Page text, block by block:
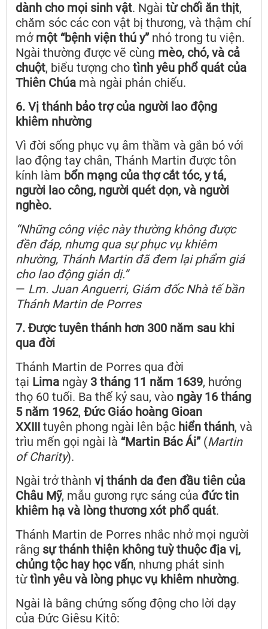
dành cho mọi sinh vật. Ngài từ chối ăn thịt,
chăm sóc các con vật bị thương, và thậm chí
mở một “bệnh viện thú y” nhỏ trong tu viện.
Ngài thường được vẽ cùng mèo, chó, và cả
chuột, biểu tượng cho tình yêu phổ quát của
Thiên Chúa mà ngài phản chiếu.
6. Vị thánh bảo trợ của người lao động
khiêm nhường
Vì đời sống phục vụ âm thầm và gắn bó với
lao động tay chân, Thánh Martin được tôn
kính làm bổn mạng của thợ cắt tóc, y tá,
người lao công, người quét dọn, và người
nghèo.
“Những công việc này thường không được
đền đáp, nhưng qua sự phục vụ khiêm
nhường, Thánh Martin đã đem lại phẩm giá
cho lao động giản dị.”
— Lm. Juan Anguerri, Giám đốc Nhà tế bần
Thánh Martin de Porres
7. Được tuyên thánh hơn 300 năm sau khi
qua đời
Thánh Martin de Porres qua đời
tại Lima ngày 3 tháng 11 năm 1639, hưởng
thọ 60 tuổi. Ba thế kỷ sau, vào ngày 16 tháng
5 năm 1962, Đức Giáo hoàng Gioan
XXIII tuyên phong ngài lên bậc hiển thánh, và
trìu mến gọi ngài là “Martin Bác Ái” (Martin
of Charity).
Ngài trở thành vị thánh da đen đầu tiên của
Châu Mỹ, mẫu gương rực sáng của đức tin
khiêm hạ và lòng thương xót phổ quát.
Thánh Martin de Porres nhắc nhở mọi người
rằng sự thánh thiện không tuỳ thuộc địa vị,
chủng tộc hay học vấn, nhưng phát sinh
từtình yêu và lòng phục vụ khiêm nhường.
Ngài là bằng chứng sống động cho lời dạy
của Đức Giêsu Kitô: